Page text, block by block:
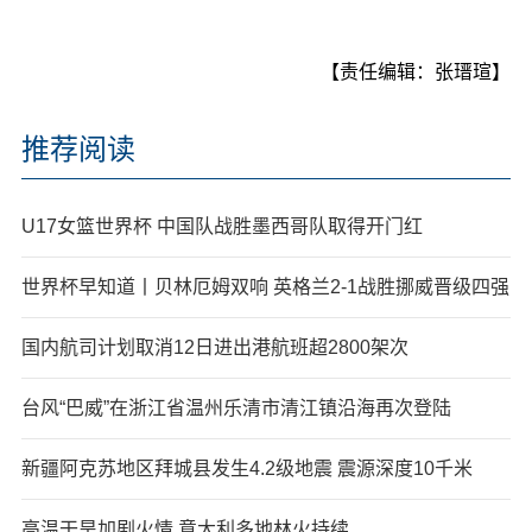
【责任编辑：张瑨瑄】
推荐阅读
U17女篮世界杯 中国队战胜墨西哥队取得开门红
世界杯早知道丨贝林厄姆双响 英格兰2-1战胜挪威晋级四强
国内航司计划取消12日进出港航班超2800架次
台风“巴威”在浙江省温州乐清市清江镇沿海再次登陆
新疆阿克苏地区拜城县发生4.2级地震 震源深度10千米